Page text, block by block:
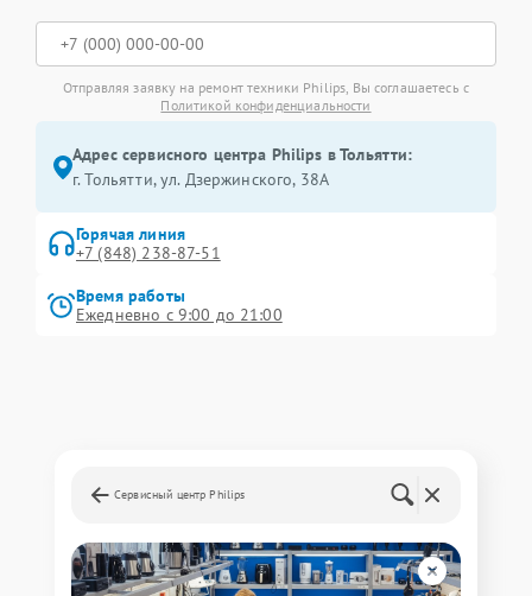
Отправляя заявку на ремонт техники Philips, Вы соглашаетесь с
Политикой конфиденциальности
Адрес сервисного центра Philips в Тольятти:
г. Тольятти, ул. Дзержинского, 38А
Горячая линия
+7 (848) 238-87-51
Время работы
Ежедневно с 9:00 до 21:00
Сервисный центр Philips